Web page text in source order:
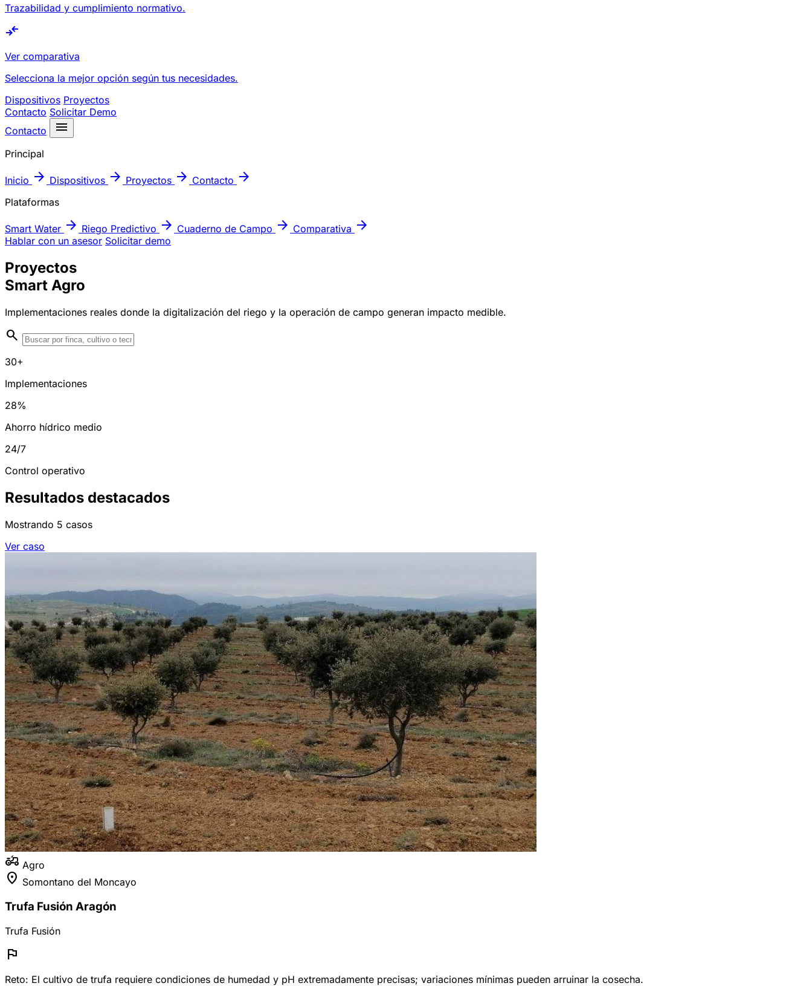
Trazabilidad y cumplimiento normativo.
compare_arrows
Ver comparativa
Selecciona la mejor opción según tus necesidades.
Dispositivos Proyectos
Contacto Solicitar Demo
Contacto
menu
Principal
Inicio arrow_forward Dispositivos arrow_forward Proyectos arrow_forward Contacto arrow_forward
Plataformas
Smart Water arrow_forward Riego Predictivo arrow_forward Cuaderno de Campo arrow_forward Comparativa arrow_forward
Hablar con un asesor Solicitar demo
Proyectos
Smart Agro
Implementaciones reales donde la digitalización del riego y la operación de campo generan impacto medible.
search
30+
Implementaciones
28%
Ahorro hídrico medio
24/7
Control operativo
Resultados destacados
Mostrando 5 casos
Ver caso
agriculture Agro
location_on Somontano del Moncayo
Trufa Fusión Aragón
Trufa Fusión
flag
Reto: El cultivo de trufa requiere condiciones de humedad y pH extremadamente precisas; variaciones mínimas pueden arruinar la cosecha.